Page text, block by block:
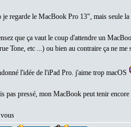
je regarde le MacBook Pro 13", mais seule
que ça vaut le coup d'attendre un
Tone, etc ...) ou bien au contraire ça ne
l'idée de l'iPad Pro. j'aime trop macOS
pas pressé, mon MacBook peut tenir